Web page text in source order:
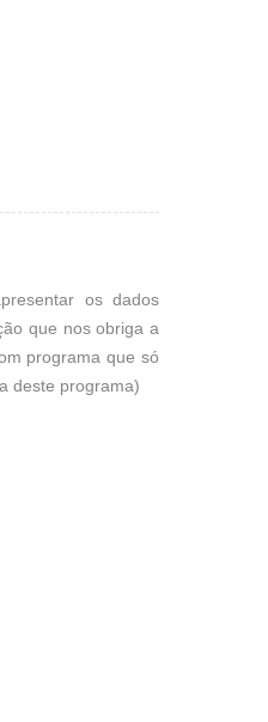
os dados
que nos obriga a
programa que só
deste programa)